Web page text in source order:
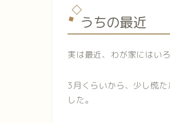
うちの最近
実は最近、わが家にはい
3月くらいから、少し慌
した。